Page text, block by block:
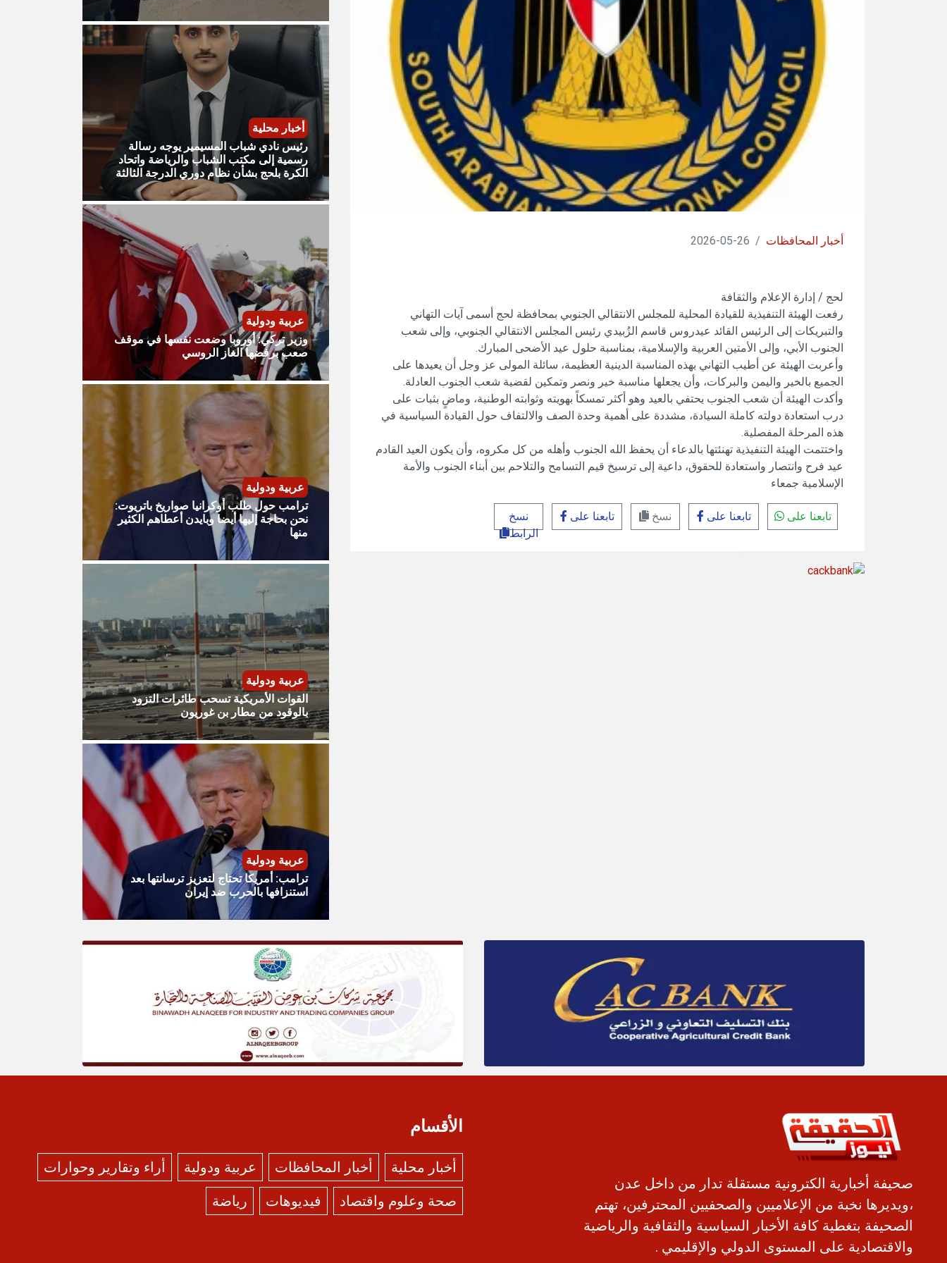
أخبار المحافظات /
26-05-2026
لحج / إدارة الإعلام والثقافة
رفعت الهيئة التنفيذية للقيادة المحلية للمجلس الانتقالي الجنوبي بمحافظة لحج أسمى آيات التهاني
والتبريكات إلى الرئيس القائد عيدروس قاسم الزُبيدي رئيس المجلس الانتقالي الجنوبي، وإلى شعب
الجنوب الأبي، وإلى الأمتين العربية والإسلامية، بمناسبة حلول عيد الأضحى المبارك.
وأعربت الهيئة عن أطيب التهاني بهذه المناسبة الدينية العظيمة، سائلة المولى عز وجل أن يعيدها على
الجميع بالخير واليمن والبركات، وأن يجعلها مناسبة خير ونصر وتمكين لقضية شعب الجنوب العادلة.
وأكدت الهيئة أن شعب الجنوب يحتفي بالعيد وهو أكثر تمسكاً بهويته وثوابته الوطنية، وماضٍ بثبات على
درب استعادة دولته كاملة السيادة، مشددة على أهمية وحدة الصف والالتفاف حول القيادة السياسية في
هذه المرحلة المفصلية.
واختتمت الهيئة التنفيذية تهنئتها بالدعاء أن يحفظ الله الجنوب وأهله من كل مكروه، وأن يكون العيد القادم
عيد فرح وانتصار واستعادة للحقوق، داعية إلى ترسيخ قيم التسامح والتلاحم بين أبناء الجنوب والأمة
الإسلامية جمعاء
تابعنا على تابعنا على نسخ تابعنا على
نسخ
الرابط
أخبار محلية
رئيس نادي شباب المسيمير يوجه رسالة
رسمية إلى مكتب الشباب والرياضة واتحاد
الكرة بلحج بشأن نظام دوري الدرجة الثالثة
عربية ودولية
وزير تركي: أوروبا وضعت نفسها في موقف
صعب برفضها الغاز الروسي
عربية ودولية
ترامب حول طلب أوكرانيا صواريخ باتريوت:
نحن بحاجة إليها أيضا وبايدن أعطاهم الكثير
منها
عربية ودولية
القوات الأمريكية تسحب طائرات التزود
بالوقود من مطار بن غوريون
عربية ودولية
ترامب: أمريكا تحتاج لتعزيز ترسانتها بعد
استنزافها بالحرب ضد إيران
صحيفة أخبارية الكترونية مستقلة تدار من داخل عدن
،ويديرها نخبة من الإعلاميين والصحفيين المحترفين، تهتم
الصحيفة بتغطية كافة الأخبار السياسية والثقافية والرياضية
والاقتصادية على المستوى الدولي والإقليمي .
الأقسام
أخبار محلية أخبار المحافظات عربية ودولية
أراء وتقارير وحوارات
صحة وعلوم واقتصاد
فيديوهات رياضة